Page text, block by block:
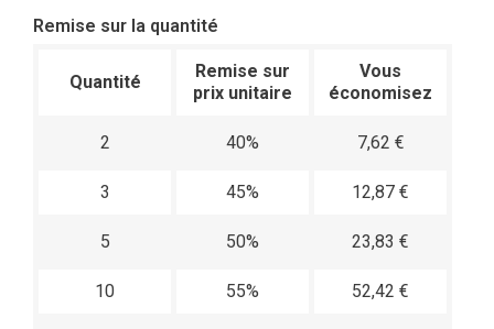
Remise sur la quantité
Quantité
Remise sur
prix unitaire
Vous
économisez
2 40% 7,62 €
3 45% 12,87 €
5 50% 23,83 €
10 55% 52,42 €